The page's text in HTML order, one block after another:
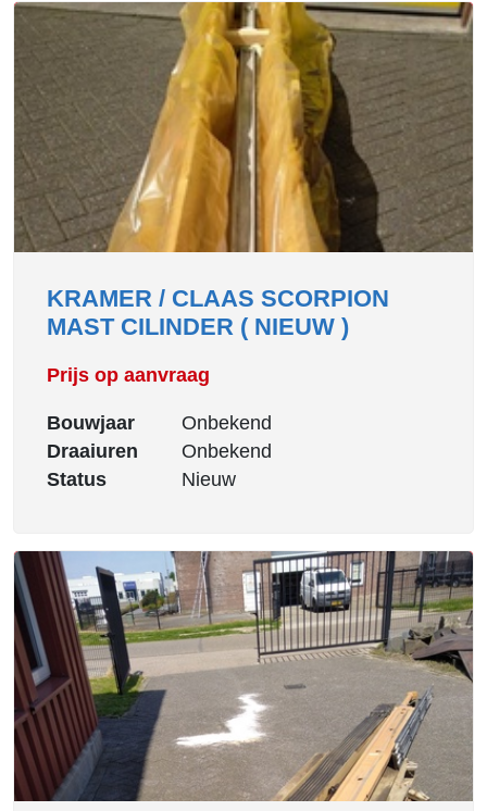
KRAMER / CLAAS SCORPION
MAST CILINDER ( NIEUW )
Prijs op aanvraag
Bouwjaar
Onbekend
Draaiuren
Onbekend
Status
Nieuw